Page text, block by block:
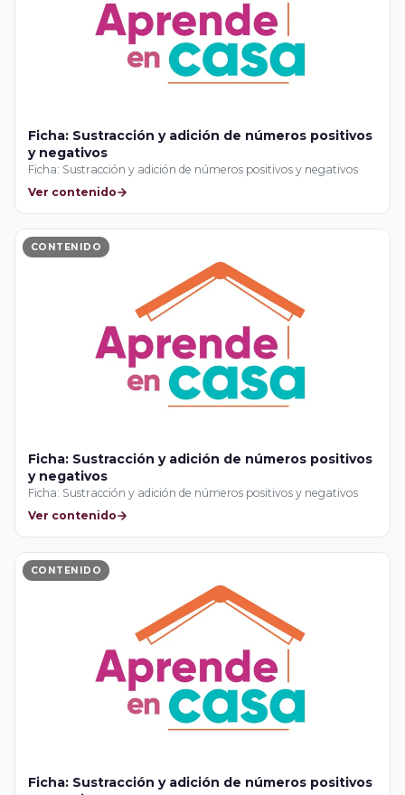
Ficha: Sustracción y adición de números positivos
y negativos
Ficha: Sustracción y adición de números positivos y negativos
Ver contenido
CONTENIDO
Ficha: Sustracción y adición de números positivos
y negativos
Ficha: Sustracción y adición de números positivos y negativos
Ver contenido
CONTENIDO
Ficha: Sustracción y adición de números positivos